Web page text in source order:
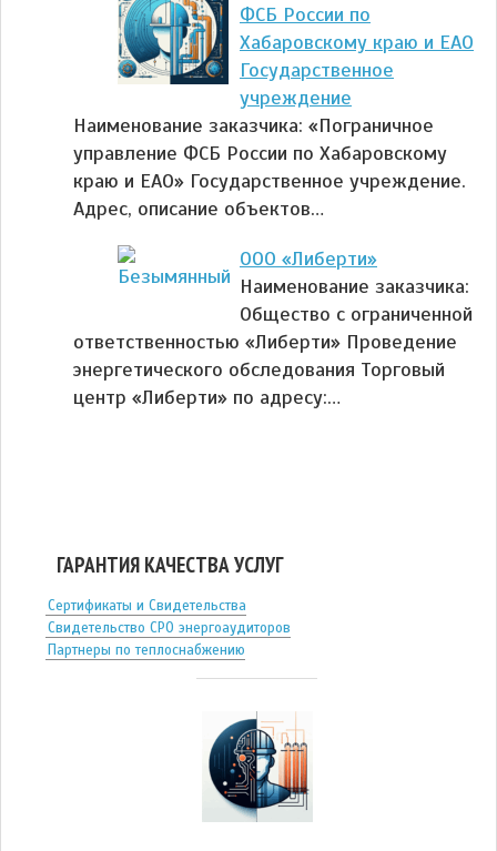
ФСБ России по
Хабаровскому краю и ЕАО
Государственное
учреждение
Наименование заказчика: «Пограничное
управление ФСБ России по Хабаровскому
краю и ЕАО» Государственное учреждение.
Адрес, описание объектов…
ООО «Либерти»
Наименование заказчика:
Общество с ограниченной
ответственностью «Либерти» Проведение
энергетического обследования Торговый
центр «Либерти» по адресу:…
ГАРАНТИЯ КАЧЕСТВА УСЛУГ
Сертификаты и Свидетельства
Свидетельство СРО энергоаудиторов
Партнеры по теплоснабжению